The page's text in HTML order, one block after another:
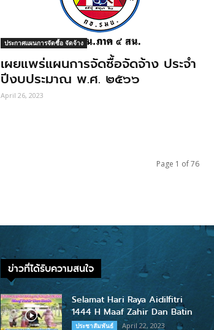
ประกาศแผนการจัดซื้อ จัดจ้าง
เผยแพร่แผนการจัดซื้อจัดจ้าง ประจํา
ปีงบประมาณ พ.ศ. ๒๕๖๖
April 26, 2023
Page 1 of 76
ข่าวที่ได้รับความสนใจ
Selamat Hari Raya Aidilfitri
1444 H Maaf Zahir Dan Batin
ประชาสัมพันธ์ April 22, 2023